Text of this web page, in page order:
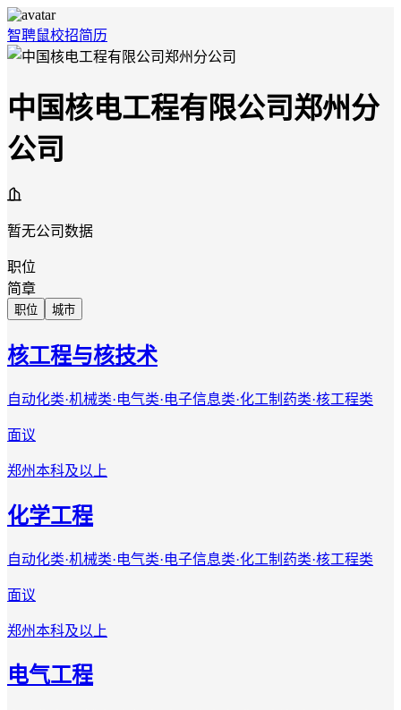
智聘鼠校招简历
中国核电工程有限公司郑州分
公司
暂无公司数据
职位
简章
职位 城市
核工程与核技术
自动化类·机械类·电气类·电子信息类·化工制药类·核工程类
面议
郑州本科及以上
化学工程
自动化类·机械类·电气类·电子信息类·化工制药类·核工程类
面议
郑州本科及以上
电气工程